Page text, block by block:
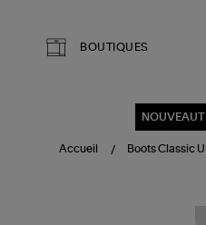
BOUTIQUES
Accueil Boots Classic